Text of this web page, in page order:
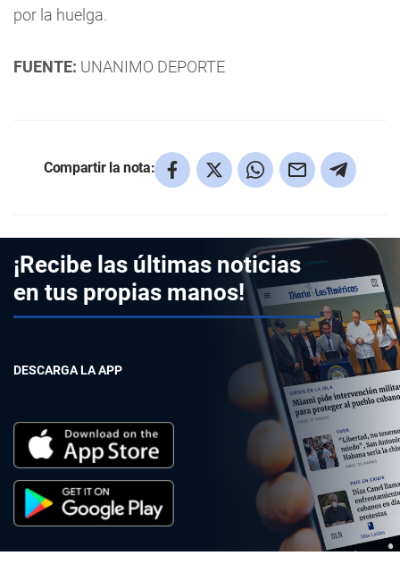
por la huelga.
FUENTE: UNANIMO DEPORTE
Compartir la nota:
¡Recibe las últimas noticias
en tus propias manos!
DESCARGA LA APP